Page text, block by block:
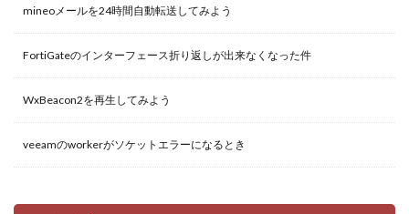
mineoメールを24時間自動転送してみよう
FortiGateのインターフェース折り返しが出来なくなった件
WxBeacon2を再生してみよう
veeamのworkerがソケットエラーになるとき